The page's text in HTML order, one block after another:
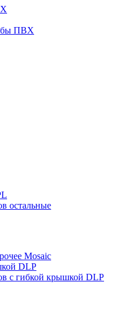
ПВХ
остальные
Mosaic
DLP
с гибкой крышкой DLP